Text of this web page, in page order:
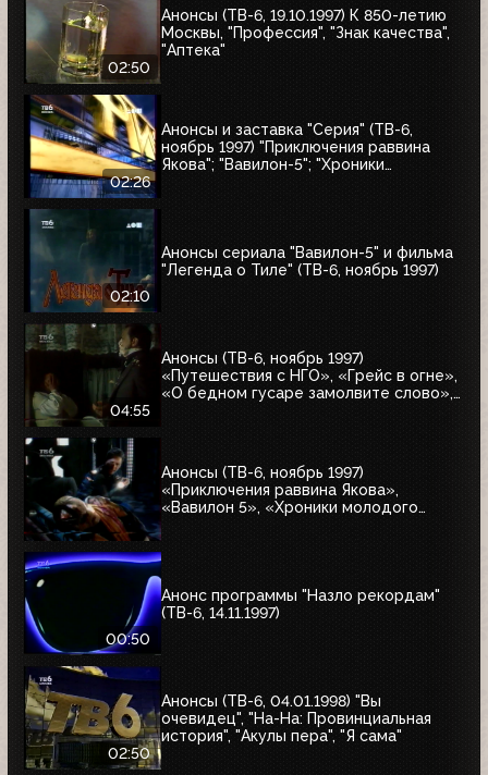
02:50
Анонсы (ТВ-6, 19.10.1997) К 850-летию
Москвы, "Профессия", "Знак качества",
"Аптека"
02:26
Анонсы и заставка "Серия" (ТВ-6,
ноябрь 1997) "Приключения раввина
Якова"; "Вавилон-5"; "Хроники
02:10
Анонсы сериала "Вавилон-5" и фильма
"Легенда о Тиле" (ТВ-6, ноябрь 1997)
04:55
Анонсы (ТВ-6, ноябрь 1997)
«Путешествия с НГО», «Грейс в огне»,
«О бедном гусаре замолвите слово»,
Анонсы (ТВ-6, ноябрь 1997)
«Приключения раввина Якова»,
«Вавилон 5», «Хроники молодого
00:50
Анонс программы "Назло рекордам"
(ТВ-6, 14.11.1997)
02:50
Анонсы (ТВ-6, 04.01.1998) "Вы
очевидец", "На-На: Провинциальная
история", "Акулы пера", "Я сама"